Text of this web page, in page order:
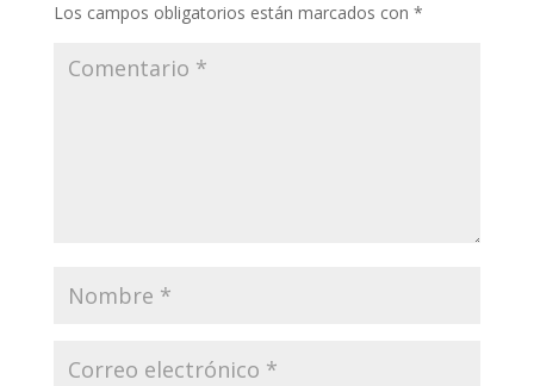
Los campos obligatorios están marcados con *